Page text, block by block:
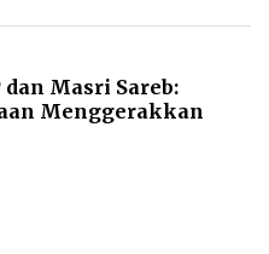
dan Masri Sareb:
Menggerakkan